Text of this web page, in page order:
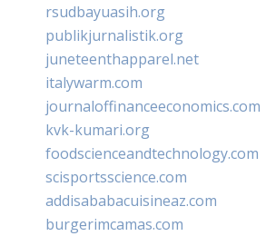
rsudbayuasih.org
publikjurnalistik.org
juneteenthapparel.net
italywarm.com
journaloffinanceeconomics.com
kvk-kumari.org
foodscienceandtechnology.com
scisportsscience.com
addisababacuisineaz.com
burgerimcamas.com